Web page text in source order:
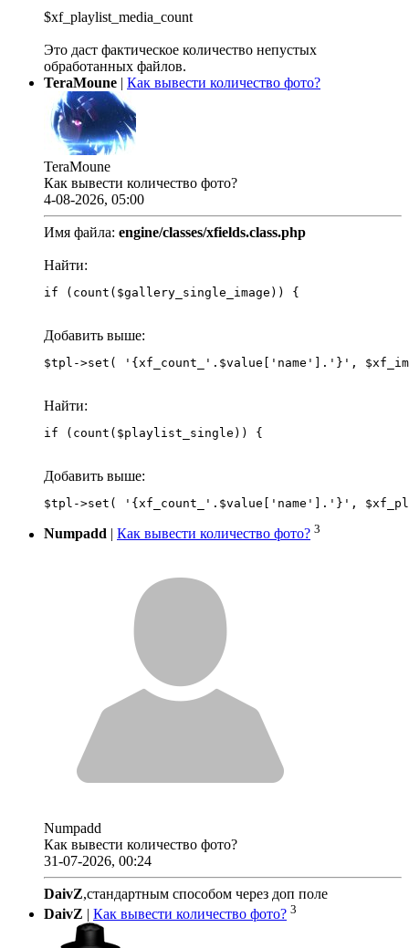
$xf_playlist_media_count
Это даст фактическое количество непустых
обработанных файлов.
TeraMoune | Как вывести количество фото?
TeraMoune
Как вывести количество фото?
4-08-2026, 05:00
Имя файла: engine/classes/xfields.class.php
Найти:
if (count($gallery_single_image)) {
Добавить выше:
Найти:
if (count($playlist_single)) {
Добавить выше:
Numpadd Как вывести количество фото? 3
Numpadd
Как вывести количество фото?
31-07-2026, 00:24
DaivZ,стандартным способом через доп поле
DaivZ | Как вывести количество фото? 3